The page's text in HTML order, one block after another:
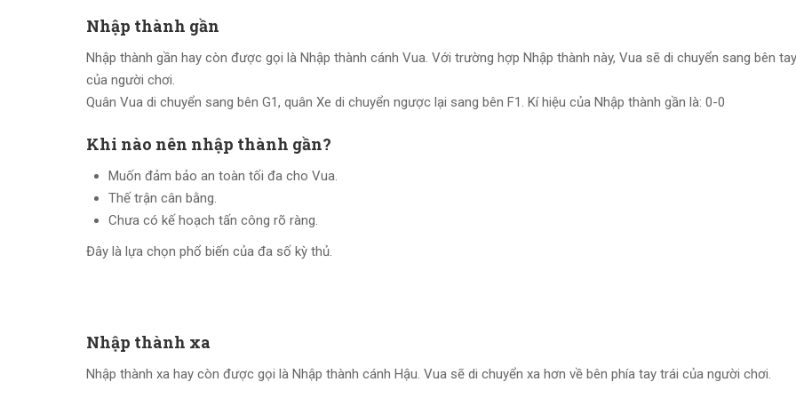
Nhập thành gần
Nhập thành gần hay còn được gọi là Nhập thành cánh Vua. Với trường hợp Nhập thành này, Vua sẽ di chuyển sang bên
của người chơi.
Quân Vua di chuyển sang bên G1, quân Xe di chuyển ngược lại sang bên F1. Kí hiệu của Nhập thành gần là: 0-0
Khi nào nên nhập thành gần?
Muốn đảm bảo an toàn tối đa cho Vua.
Thế trận cân bằng.
Chưa có kế hoạch tấn công rõ ràng.
Đây là lựa chọn phổ biến của đa số kỳ thủ.
Nhập thành xa
Nhập thành xa hay còn được gọi là Nhập thành cánh Hậu. Vua sẽ di chuyển xa hơn về bên phía tay trái của người chơi.